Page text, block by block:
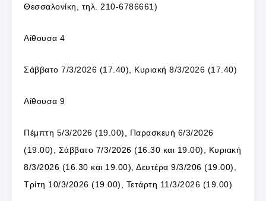
Θεσσαλονίκη, τηλ. 210-6786661)
Αίθουσα 4
Σάββατο 7/3/2026 (17.40), Κυριακή 8/3/2026 (17.40)
Αίθουσα 9
Πέμπτη 5/3/2026 (19.00), Παρασκευή 6/3/2026
(19.00), Σάββατο 7/3/2026 (16.30 και 19.00), Κυριακή
8/3/2026 (16.30 και 19.00), Δευτέρα 9/3/206 (19.00),
Τρίτη 10/3/2026 (19.00), Τετάρτη 11/3/2026 (19.00)